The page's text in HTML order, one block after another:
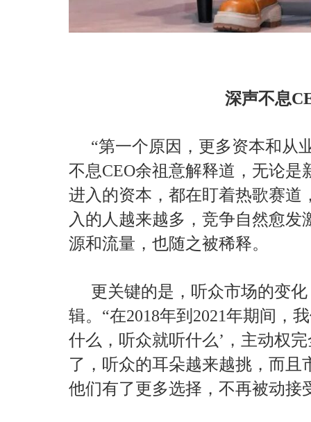
深声不息
“第一个原因，更多资本和从
不息CEO余祖意解释道，无论
进入的资本，都在盯着热歌赛道
入的人越来越多，竞争自然愈
源和流量，也随之被稀释。
更关键的是，听众市场的变
辑。“在2018年到2021年期间，
什么，听众就听什么’，主动权
了，听众的耳朵越来越挑，而且
他们有了更多选择，不再被动接